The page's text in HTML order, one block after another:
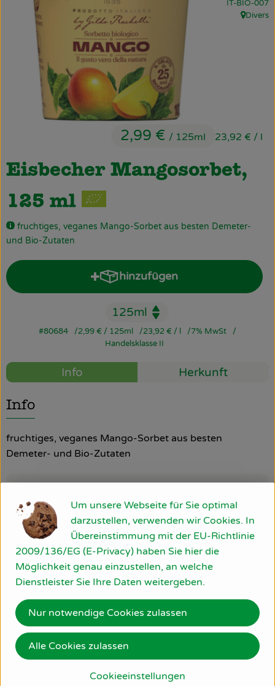
Obst & Gemüse
Käsetheke
Bäckerei
Kühltheke
Tiefkühlprodukte
Getränke
Drogerie
Firmenkunden
Schulen & Kitas
Über uns
Rezepte
Eisbecher Mangosorbet,
125 ml
fruchtiges, veganes Mango-Sorbet aus besten Demeter-
und Bio-Zutaten
2,99 € / 125ml 23,92 € / l
,IT-BIO-007
,
Divers
hinzufügen
Produkt zum Warenkorb
#80684 2,99 € / 125ml 23,92 € / l
7% MwSt
Handelsklasse II
Info Herkunft
Info
fruchtiges, veganes Mango-Sorbet aus besten
Demeter- und Bio-Zutaten
Zutaten
Nährwert-Info
Produktdatenblatt
Um unsere Webseite für Sie optimal
darzustellen, verwenden wir Cookies. In
Übereinstimmung mit der EU-Richtlinie
2009/136/EG (E-Privacy) haben Sie hier die
Möglichkeit genau einzustellen, an welche
Dienstleister Sie Ihre Daten weitergeben.
Cookieeinstellungen
Nur notwendige Cookies zulassen
Alle Cookies zulassen